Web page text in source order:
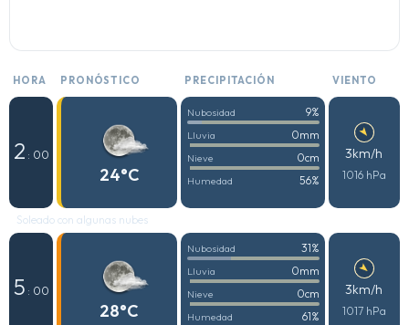
HORA PRONÓSTICO PRECIPITACIÓN VIENTO
2 : 00
24°C
Nubosidad 9%
Lluvia 0mm
Nieve 0cm
Humedad 56%
3km/h
1016 hPa
Soleado con algunas nubes
5 : 00
28°C
Nubosidad 31%
Lluvia 0mm
Nieve 0cm
Humedad 61%
3km/h
1017 hPa